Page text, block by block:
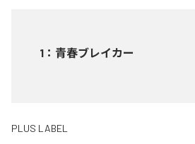
1 ： 青春ブレイカー
PLUS LABEL